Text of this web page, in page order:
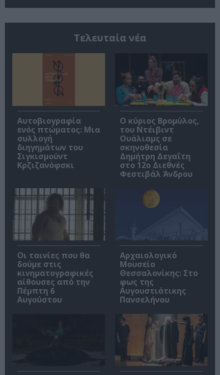
Τελευταία νέα
Αυτοβιογραφία
ενός πτώματος: Μια
συλλογή
διηγημάτων του
Σιγκισμούντ
Κρζιζανόφσκι
O κύριος Βρομύλος,
του Ντέιβιντ
Ουάλιαμς σε
σκηνοθεσία
Δημήτρη Δεγαΐτη
στο 12ο Διεθνές
Φεστιβάλ Άνδρου
Οι ταινίες που θα
δούμε στις
κινηματογραφικές
αίθουσες από την
Πέμπτη 6
Αυγούστου
Αρχαιολογικό
Μουσείο
Θεσσαλονίκης: Στο
φως της
Αυγουστιάτικης
Πανσελήνου